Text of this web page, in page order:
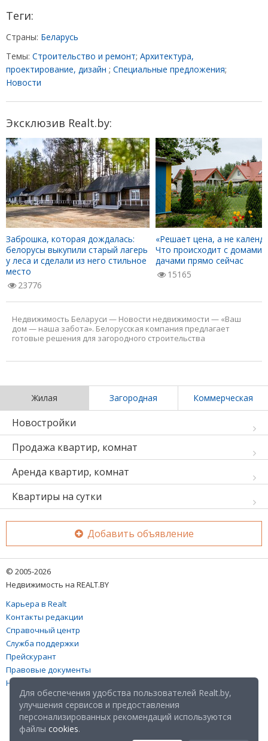
Теги:
Страны: Беларусь
Темы: Строительство и ремонт; Архитектура,
проектирование, дизайн ; Специальные предложения;
Новости
Эксклюзив Realt.by:
Заброшка, которая дождалась:
белорусы выкупили старый лагерь
у леса и сделали из него стильное
место
23776
«Решает цена, а не
Что происходит с домами
дачами прямо сейчас
15165
Недвижимость Беларуси — Новости недвижимости — «Ваш
дом — наша забота». Белорусская компания предлагает
готовые решения для загородного строительства
Жилая Загородная Коммерческая
Новостройки
Продажа квартир, комнат
Аренда квартир, комнат
Квартиры на сутки
Добавить объявление
© 2005-2026
Недвижимость на REALT.BY
Карьера в Realt
Контакты редакции
Справочный центр
Служба поддержки
Прейскурант
Правовые документы
Настройка файлов cookies
Для обеспечения удобства пользователей Realt.by,
улучшения сервисов и предоставления
персонализированных рекомендаций используются
файлы cookies.